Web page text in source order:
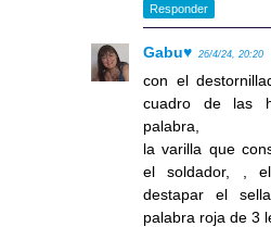
Responder
Gabu♥ 26/4/24, 20:20
con el
cuadro de las
palabra,
la varilla que
el soldador, ,
destapar el
palabra roja de 3